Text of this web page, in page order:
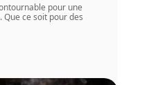
pour une
ce soit pour des